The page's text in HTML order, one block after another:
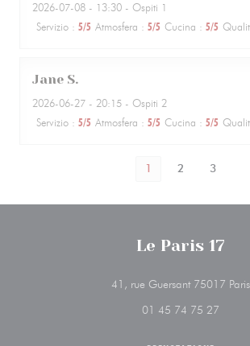
2026-07-08 - 13:30 - Ospiti 1
Servizio : 5/5 Atmosfera : 5/5 Cucina : 5/5
Jane S
2026-06-27 - 20:15 - Ospiti 2
Servizio : 5/5 Atmosfera : 5/5 Cucina : 5/5
1 2 3
Le Paris 17
41, rue Guersant 75017 Paris
01 45 74 75 27